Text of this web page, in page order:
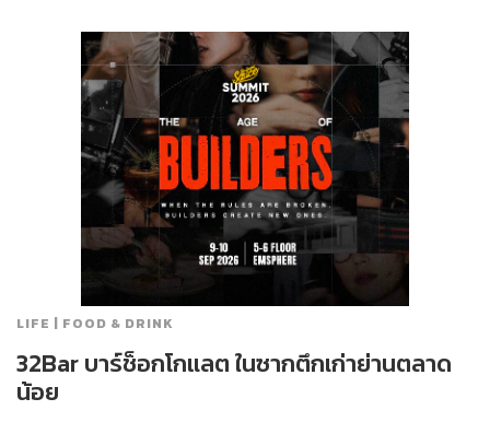
LIFE | FOOD & DRINK
32Bar บาร์ช็อกโกแลต ในซากตึกเก่าย่านตลาด
น้อย